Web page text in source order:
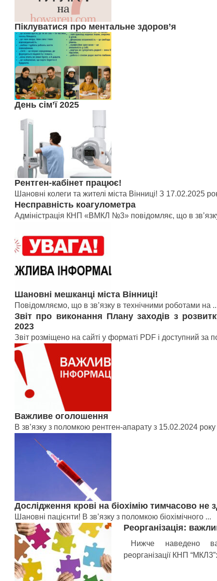
Піклуватися про ментальне здоров’я
День сім’ї 2025
Рентген-кабінет працює!
Шановні колеги та жителі міста Вінниці! З 17.02.2025
Несправність коагулометра
Адміністрація КНП «ВМКЛ №3» повідомляє, що в
Шановні мешканці міста Вінниці!
Повідомляємо, що в зв’язку в технічними роботами на
Звіт про виконання Плану заходів з
2023
Звіт розміщено на сайті у форматі PDF і доступний за
Важливе оголошення
В зв’язку з поломкою рентген-апарату з 15.02.2024 року
Дослідження крові на біохімію тимчасово не
Шановні пацієнти! В зв’язку з поломкою біохімічного ...
Реорганізація:
Нижче наведено
реорганізації КНП “МКЛ3”: